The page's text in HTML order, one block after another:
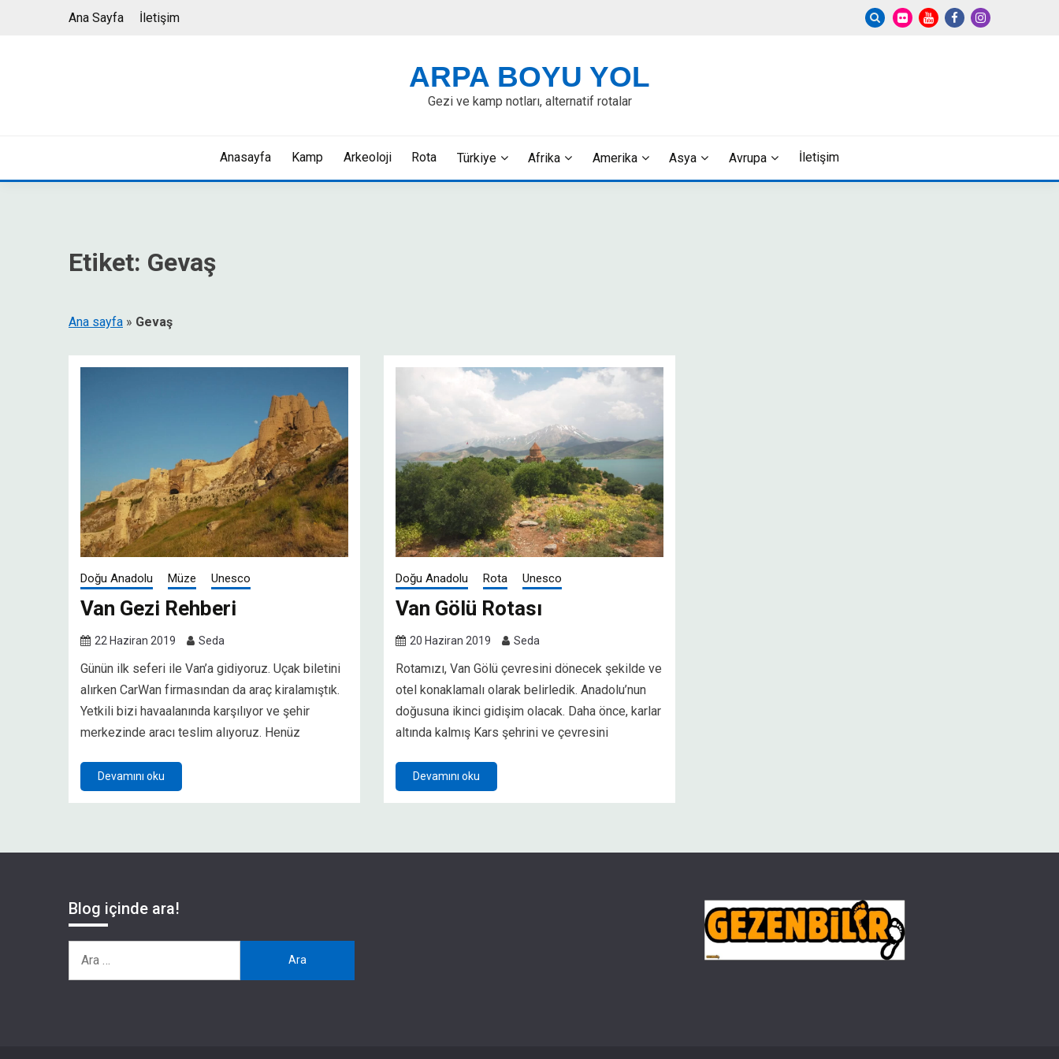
Ana Sayfa İletişim
ARPA BOYU YOL
Gezi ve kamp notları, alternatif rotalar
Anasayfa Kamp Arkeoloji Rota Türkiye Afrika Amerika Asya Avrupa İletişim
Etiket: Gevaş
Ana sayfa » Gevaş
Doğu Anadolu Müze Unesco
Van Gezi Rehberi
22 Haziran 2019 Seda
Günün ilk seferi ile Van’a gidiyoruz. Uçak biletini
alırken CarWan firmasından da araç kiralamıştık.
Yetkili bizi havaalanında karşılıyor ve şehir
merkezinde aracı teslim alıyoruz. Henüz
Devamını oku
Doğu Anadolu Rota Unesco
Van Gölü Rotası
20 Haziran 2019 Seda
Rotamızı, Van Gölü çevresini dönecek şekilde ve
otel konaklamalı olarak belirledik. Anadolu’nun
doğusuna ikinci gidişim olacak. Daha önce, karlar
altında kalmış Kars şehrini ve çevresini
Devamını oku
Blog içinde ara!